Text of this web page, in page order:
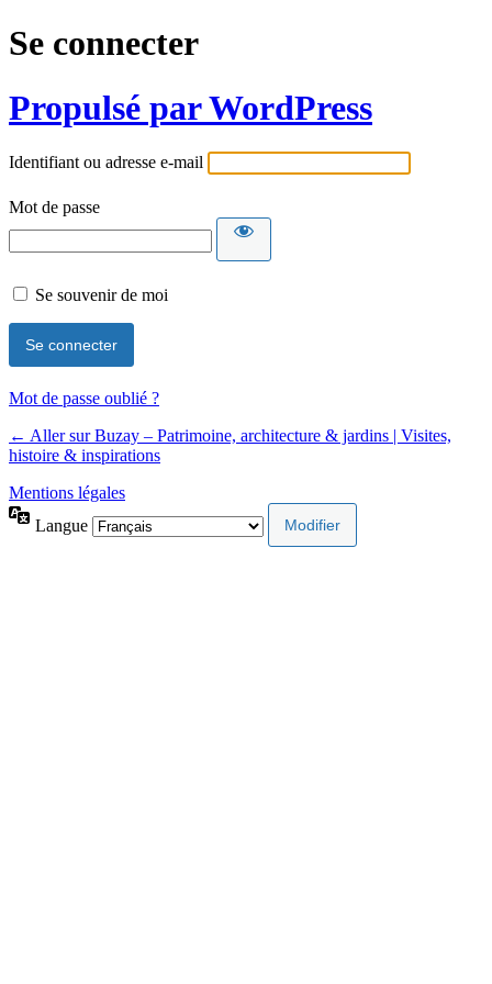
Se connecter
Propulsé par WordPress
Identifiant ou adresse e-mail
Mot de passe
Se souvenir de moi
Mot de passe oublié ?
← Aller sur Buzay – Patrimoine, architecture & jardins | Visites,
histoire & inspirations
Mentions légales
Langue